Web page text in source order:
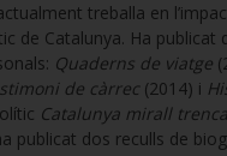
treballa en
de Catalunya. Ha publicat
Quaderns de viatge
de càrrec (2014) i
Catalunya mirall
publicat dos reculls de